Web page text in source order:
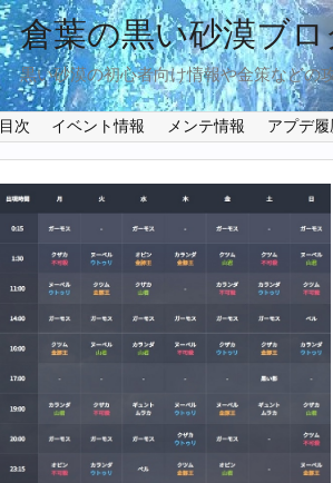
倉葉の黒い砂漠ブロ
黒い砂漠の初心者向け情報や金策などの
目次 イベント情報 メンテ情報 アプデ履